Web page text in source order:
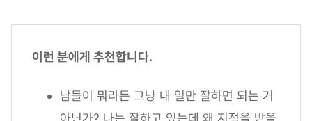
이런 분에게 추천합니다.
남들이 뭐라든 그냥 내 일만 잘하면 되는 거
아닌가? 나는 잘하고 있는데 왜 지적을 받을